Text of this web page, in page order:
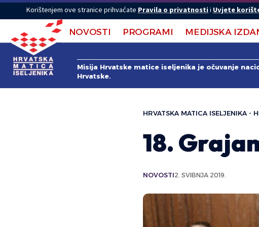
Korištenjem ove stranice prihvaćate Pravila o privatnostii Uvjete
NOVOSTI PROGRAMI MEDIJSKA
Misija Hrvatske matice iseljenika je očuvanje
Hrvatske.
HRVATSKA MATICA ISELJENIKA -
18.
NOVOSTI2. SVIBNJA 2019.